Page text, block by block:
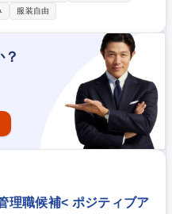
ティング業務 ・工場への発注、V
いずれかの部署に配属となる予定
服装自由
理職候補< ポジティブア